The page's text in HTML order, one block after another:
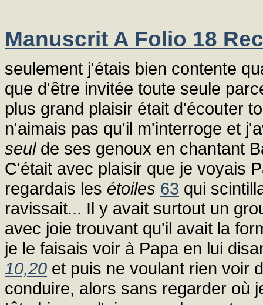
Manuscrit A Folio 18
seulement j'étais bien contente
que d'être invitée toute seule
plus grand plaisir était d'écouter
n'aimais pas qu'il m'interroge et
seulde ses genoux en chantant
C'était avec plaisir que je voyais
regardais les étoiles 63 qui
ravissait... Il y avait surtout un
avec joie trouvant qu'il avait la
je le faisais voir à Papa en lui
10,20 et puis ne voulant rien voir
conduire, alors sans regarder où